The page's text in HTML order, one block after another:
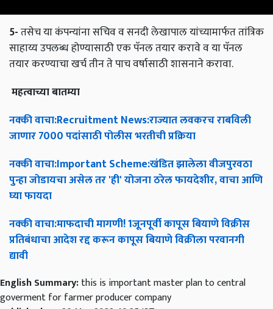
5-तसेच या कंपन्यांना सचिव व सनदी लेखापाल यांच्यामार्फत तांत्रिक
साहाय्य उपलब्ध होण्यासाठी एक पॅनल तयार करावे व या पॅनल
तयार करण्याचा खर्च तीन ते पाच वर्षासाठी शासनाने करावा.
महत्वाच्याबातम्या
नक्कीवाचा:Recruitment News:राज्यातलवकरचराबविली
जाणार7000पदांसाठीपोलीसभरतीचीप्रक्रिया
नक्कीवाचा:Important Scheme:खंडितझालेलावीजपुरवठा
पुन्हाजोडायचाअसेलतर'ही'योजनाठरेलफायदेशीर,वाचाआणि
घ्याफायदा
नक्कीवाचा:माफदाचीमागणी! 1जूनपूर्वीकापूसबियाणेविक्रीस
प्रतिबंधाचाआदेशरद्दकरूनकापूसबियाणेविक्रीलापरवानगी
द्यावी
English Summary:this is important master plan to central
goverment for farmer producer company